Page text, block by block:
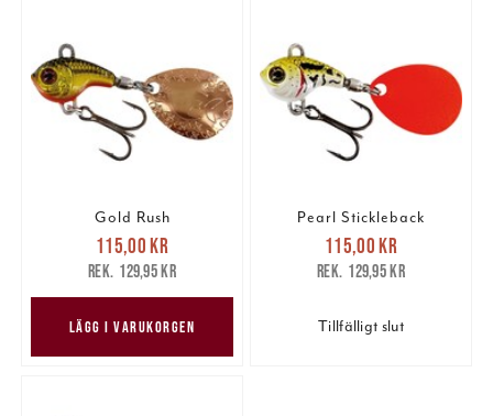
Gold Rush
Nuvarande pris
115,00 krTidigare pris
129,95 kr
115,00 kr
129,95 kr
LÄGG I VARUKORGEN
Pearl Stickleback
Nuvarande pris
115,00 krTidigare pris
129,95 kr
115,00 kr
129,95 kr
Tillfälligt slut